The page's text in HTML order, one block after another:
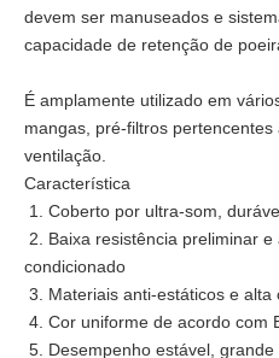
Filtro BFE99 de boa qualidade tecido não tecido fundido/fundido
devem ser manuseados e
capacidade de retenção de
É amplamente utilizado em
mangas, pré-filtros
ventilação.
Característica
1. Coberto por ultra-som,
2. Baixa resistência preliminar
condicionado
3. Materiais anti-estáticos e alta
4. Cor uniforme de acordo com
5. Desempenho estável,